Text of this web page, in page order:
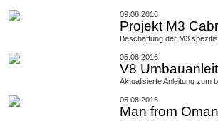
09.08.2016
Projekt M3
Beschaffung der M3
05.08.2016
V8
Aktualisierte Anleitung zum
05.08.2016
Man from